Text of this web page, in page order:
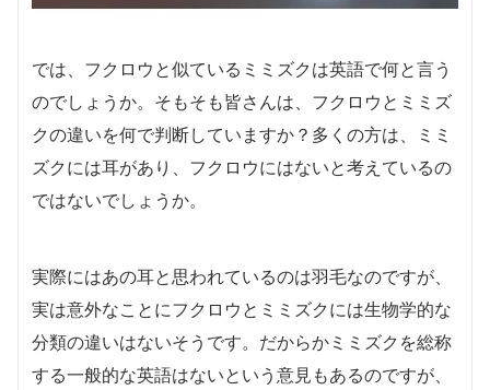
では、フクロウと似ているミミズクは英語で何と言う
のでしょうか。そもそも皆さんは、フクロウとミミズ
クの違いを何で判断していますか？多くの方は、ミミ
ズクには耳があり、フクロウにはないと考えているの
ではないでしょうか。
実際にはあの耳と思われているのは羽毛なのですが、
実は意外なことにフクロウとミミズクには生物学的な
分類の違いはないそうです。だからかミミズクを総称
する一般的な英語はないという意見もあるのですが、